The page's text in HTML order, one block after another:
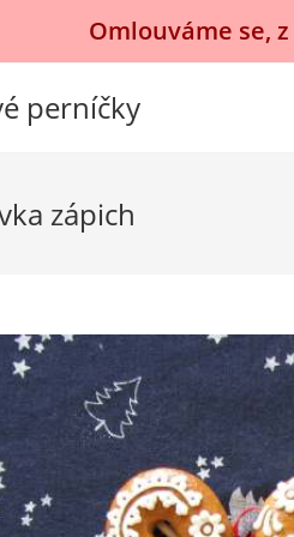
Omlouváme se,
perníčky
zápich